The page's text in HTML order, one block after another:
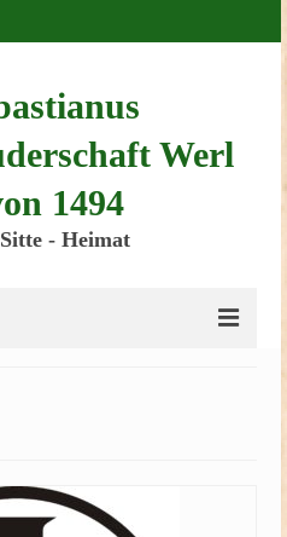
Werl
1494
- Heimat